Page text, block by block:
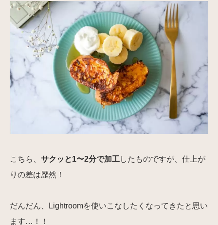
こちら、 サクッと1〜2分で加工したものですが、仕上が
りの差は歴然！
だんだん、Lightroomを使いこなしたくなってきたと思い
ます…！！